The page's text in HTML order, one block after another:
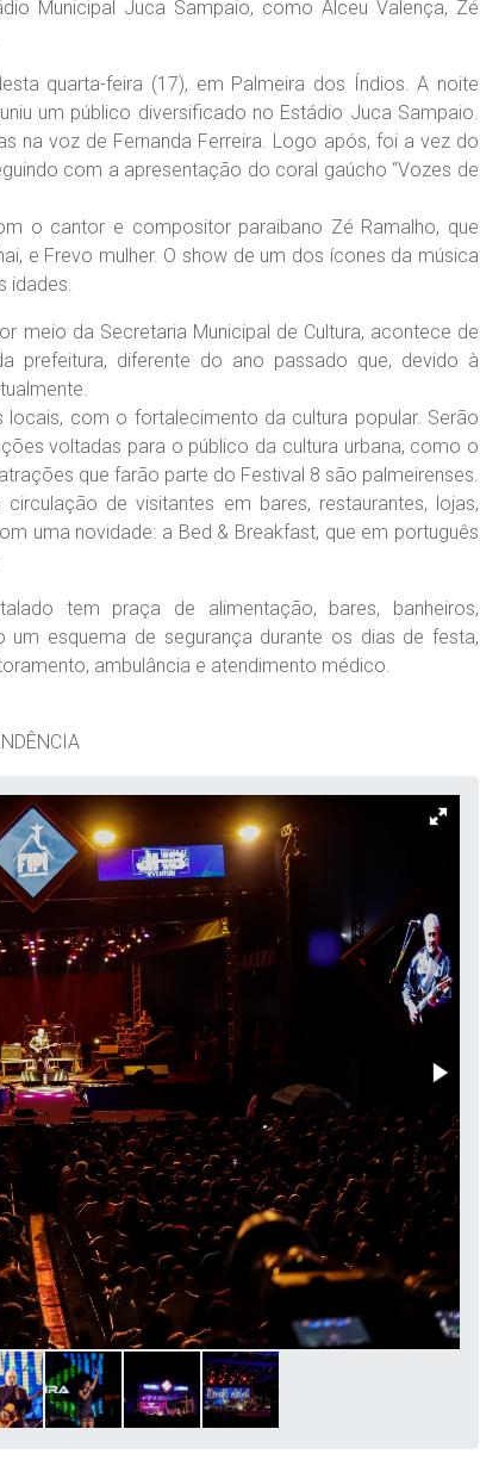
Municipal Juca Sampaio, como Alceu Valença, Zé
quarta-feira (17), em Palmeira dos Índios. A noite
um público diversificado no Estádio Juca Sampaio.
na voz de Fernanda Ferreira. Logo após, foi a vez do
com a apresentação do coral gaúcho “Vozes de
o cantor e compositor paraibano Zé Ramalho, que
e Frevo mulher. O show de um dos ícones da música
idades.
meio da Secretaria Municipal de Cultura, acontece de
prefeitura, diferente do ano passado que, devido à
com o fortalecimento da cultura popular. Serão
voltadas para o público da cultura urbana, como o
que farão parte do Festival 8 são palmeirenses.
de visitantes em bares, restaurantes, lojas,
uma novidade: a Bed & Breakfast, que em português
tem praça de alimentação, bares, banheiros,
esquema de segurança durante os dias de festa,
ambulância e atendimento médico.